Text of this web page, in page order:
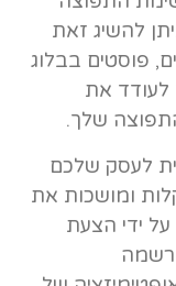
להשיג זאת
פוסטים בבלוג
לעודד את
שלך.
לעסק שלכם
ומושכות את
על ידי הצעת